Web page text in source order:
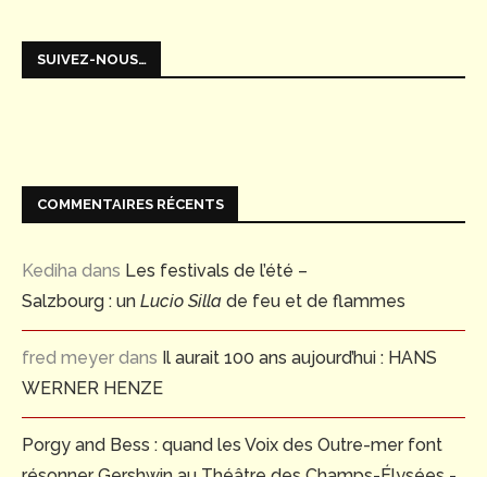
SUIVEZ-NOUS…
COMMENTAIRES RÉCENTS
Kediha dans Les festivals de l’été –
Salzbourg : un Lucio Silla de feu et de flammes
fred meyer dans Il aurait 100 ans aujourd’hui : HANS
WERNER HENZE
Porgy and Bess : quand les Voix des Outre-mer font